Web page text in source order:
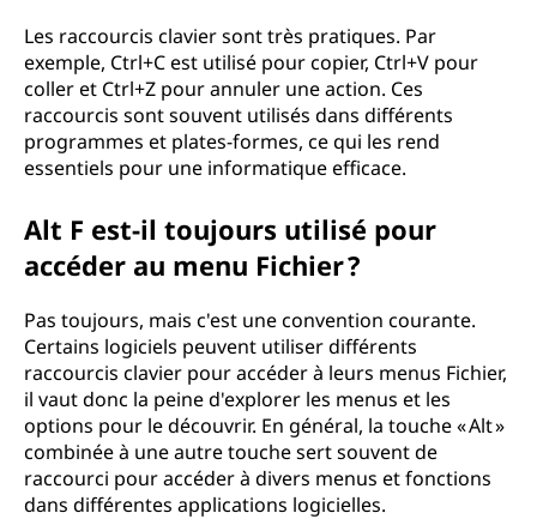
Les raccourcis clavier sont très pratiques. Par
exemple, Ctrl+C est utilisé pour copier, Ctrl+V pour
coller et Ctrl+Z pour annuler une action. Ces
raccourcis sont souvent utilisés dans différents
programmes et plates-formes, ce qui les rend
essentiels pour une informatique efficace.
Alt F est-il toujours utilisé pour
accéder au menu Fichier ?
Pas toujours, mais c'est une convention courante.
Certains logiciels peuvent utiliser différents
raccourcis clavier pour accéder à leurs menus Fichier,
il vaut donc la peine d'explorer les menus et les
options pour le découvrir. En général, la touche « Alt »
combinée à une autre touche sert souvent de
raccourci pour accéder à divers menus et fonctions
dans différentes applications logicielles.